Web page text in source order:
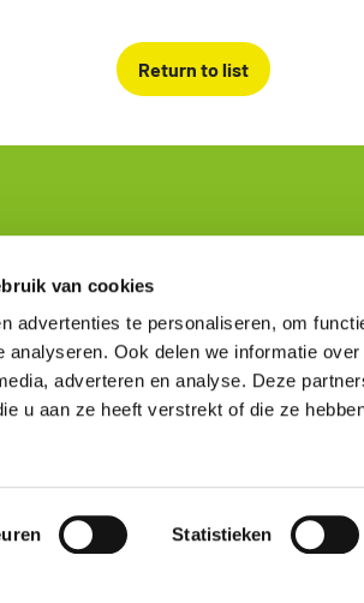
van cookies
advertenties te personaliseren, om
analyseren. Ook delen we informatie
adverteren en analyse. Deze
u aan ze heeft verstrekt of die ze
Statistieken
Return to list
in construction
Environmental
Assessment Method
Environmental data
Viewer